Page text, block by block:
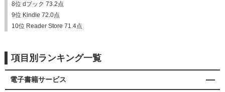
8位 dブック 73.2点
9位 Kindle 72.0点
10位 Reader Store 71.4点
項目別ランキング一覧
電子書籍サービス